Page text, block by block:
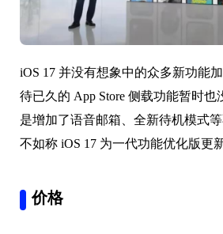
iOS 17 并没有想象中的众多新功能
待已久的 App Store 侧载功能暂时
是增加了语音邮箱、全新待机模式
不如称 iOS 17 为一代功能优化版更新
价格